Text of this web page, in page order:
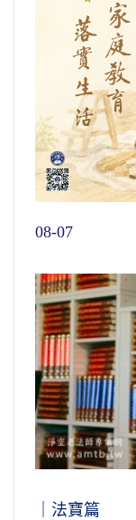
08-07
｜法寶篇